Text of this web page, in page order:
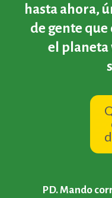
hasta ahora,
de gente
el
PD. Mando